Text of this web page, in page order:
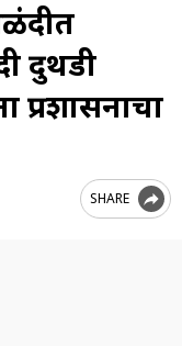
दुथडी
प्रशासनाचा
SHARE